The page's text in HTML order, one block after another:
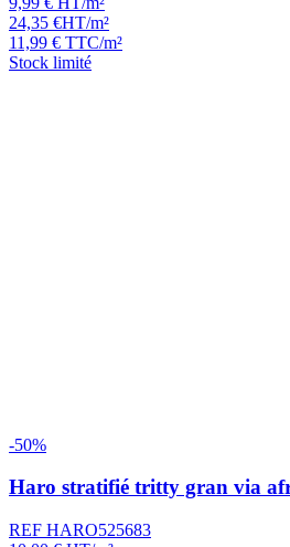
24,35 €HT/m²
11,99 € TTC/m²
Stock limité
-50%
Haro stratifié tritty gran via
REF HARO525683